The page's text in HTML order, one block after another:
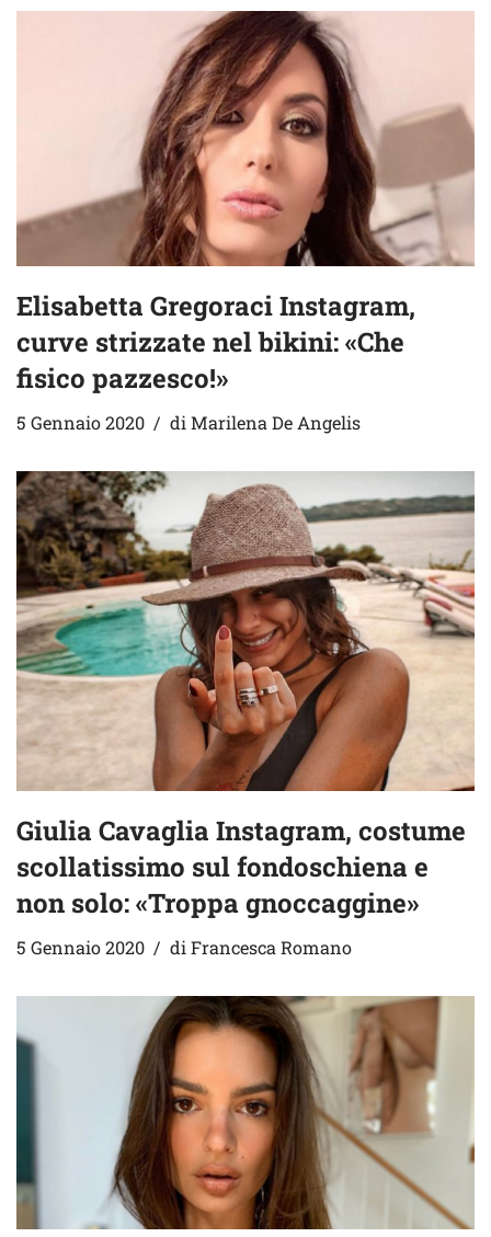
Elisabetta Gregoraci Instagram,
curve strizzate nel bikini: «Che
fisico pazzesco!»
5 Gennaio 2020 di Marilena De Angelis
Giulia Cavaglia Instagram, costume
scollatissimo sul fondoschiena e
non solo: «Troppa gnoccaggine»
5 Gennaio 2020 di Francesca Romano